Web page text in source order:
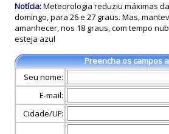
Notícia:Meteorologia reduziu máximas
domingo, para 26 e 27 graus. Mas,
amanhecer, nos 18 graus, com tempo
esteja azul
Preencha os campos
Seu nome:
E-mail:
Cidade/UF: